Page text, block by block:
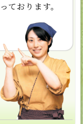
ております。